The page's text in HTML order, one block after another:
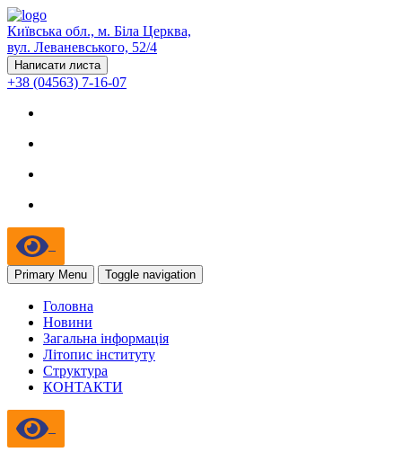
Київська обл., м. Біла Церква,
вул. Леваневського, 52/4
Написати листа
+38 (04563) 7-16-07
Primary Menu Toggle navigation
Головна
Новини
Загальна інформація
Літопис інституту
Структура
КОНТАКТИ